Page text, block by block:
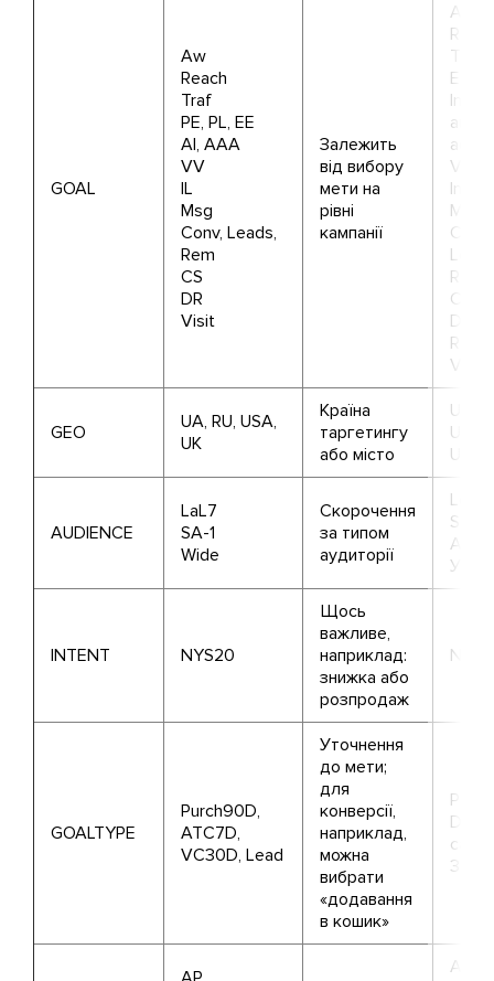
GOAL
Aw
Reach
Traf
PE, PL, EE
AI, AAA
VV
IL
Msg
Conv, Leads,
Rem
CS
DR
Visit
Залежить
від вибору
мети на
рівні
кампанії
ads
Visits
GEO
UA, RU, USA,
UK
Країна
таргетингу
або місто
AUDIENCE
LaL7
SA-1
Wide
Скорочення
за типом
аудиторії
Усе
INTENT NYS20
Щось
важливе,
наприклад:
знижка або
розпродаж
GOALTYPE
Purch90D,
ATC7D,
VC30D, Lead
Уточнення
до мети;
для
конверсії,
наприклад,
можна
вибрати
«додавання
в кошик»
cart
30
All